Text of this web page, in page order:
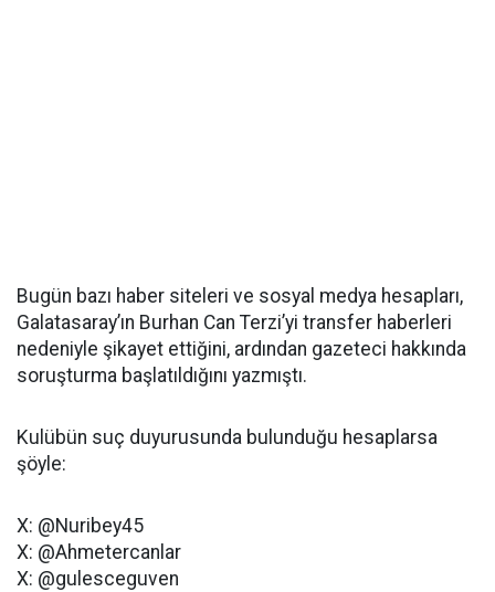
Bugün bazı haber siteleri ve sosyal medya hesapları,
Galatasaray’ın Burhan Can Terzi’yi transfer haberleri
nedeniyle şikayet ettiğini, ardından gazeteci hakkında
soruşturma başlatıldığını yazmıştı.
Kulübün suç duyurusunda bulunduğu hesaplarsa
şöyle:
X: @Nuribey45
X: @Ahmetercanlar
X: @gulesceguven